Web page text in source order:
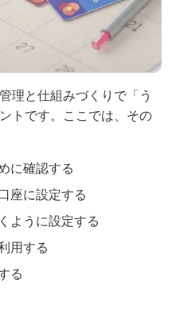
理と仕組みづくりで「う
トです。ここでは、その
に確認する
座に設定する
ように設定する
用する
る